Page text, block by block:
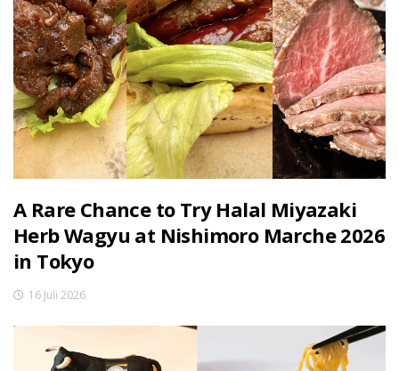
A Rare Chance to Try Halal Miyazaki
Herb Wagyu at Nishimoro Marche 2026
in Tokyo
16 Juli 2026